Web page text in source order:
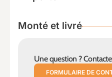
Monté et livré
Une question ?
FORMULAIRE DE